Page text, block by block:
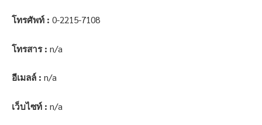
โทรศัพท์ : 0-2215-7108
โทรสาร : n/a
อีเมลล์ : n/a
เว็บไซท์ : n/a